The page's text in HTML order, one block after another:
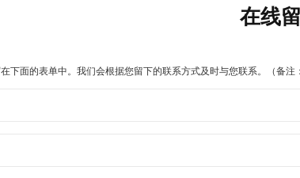
在线
下面的表单中。我们会根据您留下的联系方式及时与您联系。（备注